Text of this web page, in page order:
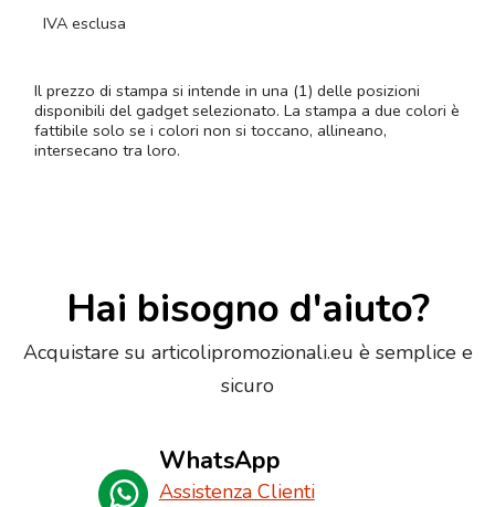
IVA esclusa
Il prezzo di stampa si intende in una (1) delle posizioni
disponibili del gadget selezionato. La stampa a due colori è
fattibile solo se i colori non si toccano, allineano,
intersecano tra loro.
Hai bisogno d'aiuto?
Acquistare su articolipromozionali.eu è semplice e
sicuro
WhatsApp
Assistenza Clienti